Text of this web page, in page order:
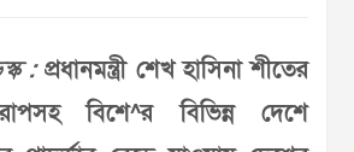
:প্রধানমন্ত্রী শেখ হাসিনা শীতের
বিশে^র বিভিন্ন দেশে